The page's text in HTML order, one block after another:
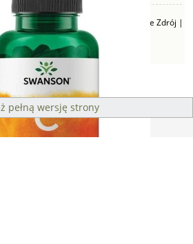
C 500 buforowana (250 tab)
ul. Zimowa 49B, 43-230 Goczałkowice Zdrój |
| REGON: 276280385 | Email:
| Telefon: 665 626 833
pełną wersję strony
Shoper Premium